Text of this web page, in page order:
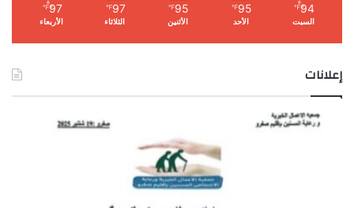
94
℉
السبت
95
℉
الأحد
95
℉
الأثنين
97
℉
الثلاثاء
97
℉
الأربعاء
إعلانات